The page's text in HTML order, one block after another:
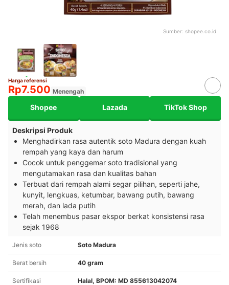
Sumber: shopee.co.id
Harga referensi
Rp7.500 Menengah
Shopee Lazada TikTok Shop
Deskripsi Produk
Menghadirkan rasa autentik soto Madura dengan kuah
rempah yang kaya dan harum
Cocok untuk penggemar soto tradisional yang
mengutamakan rasa dan kualitas bahan
Terbuat dari rempah alami segar pilihan, seperti jahe,
kunyit, lengkuas, ketumbar, bawang putih, bawang
merah, dan lada putih
Telah menembus pasar ekspor berkat konsistensi rasa
sejak 1968
Jenis soto Soto Madura
Berat bersih 40 gram
Sertifikasi Halal, BPOM: MD 855613042074